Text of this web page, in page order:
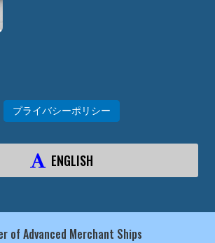
プライバシーポリシー
ENGLISH
of Advanced Merchant Ships